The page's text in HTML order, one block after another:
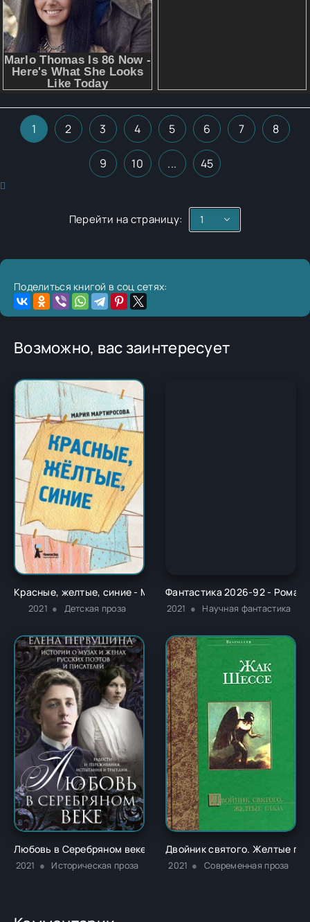
1 2 3 4 5 6 7 8
9 10 ... 45
Перейти на страницу:
Поделиться книгой в соц сетях:
Возможно, вас заинтересует
Красные, желтые, синие - Мария Мартиросова
2021 Детская проза
Фантастика 2026-92 - Роман
2021 Научная фантастика
Любовь в Серебряном веке. Истории о музах и женах
2021 Историческая проза
Двойник святого. Желтые
2021 Современная проза